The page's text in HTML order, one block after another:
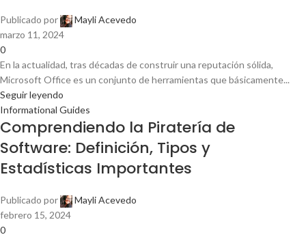
Publicado por
Mayli Acevedo
marzo 11, 2024
0
En la actualidad, tras décadas de construir una reputación sólida,
Microsoft Office es un conjunto de herramientas que básicamente...
Seguir leyendo
Informational Guides
Comprendiendo la Piratería de
Software: Definición, Tipos y
Estadísticas Importantes
Publicado por
Mayli Acevedo
febrero 15, 2024
0